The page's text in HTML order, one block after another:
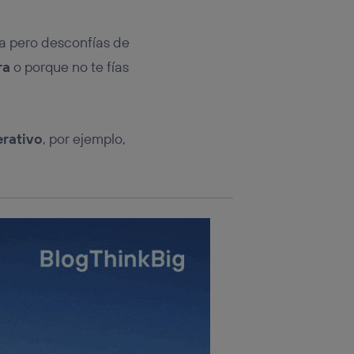
pero desconfías de
o porque no te fías
, por ejemplo,
se
que
la parte